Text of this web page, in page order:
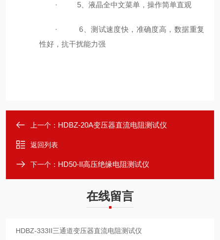
· 5 、液晶全中文菜单，操作简单直观
· 6 、测试速度快，准确度高，数据重复
性好，抗干扰能力强
上一个： HDBZ-20A变压器直流电阻测试仪
返回列表
下一个： HD50-II高压绝缘电阻测试仪
在线留言